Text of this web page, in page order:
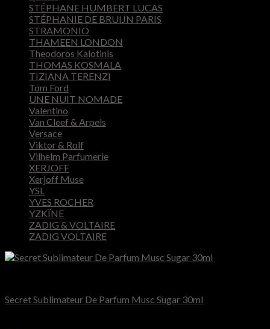
STÉPHANE HUMBERT LUCAS
STÉPHANIE DE BRUIJN PARIS
STRAMONIO
THAMEEN LONDON
Theodoros Kalotinis
THOMAS KOSMALA
TIZIANA TERENZI
Tom Ford
UNE NUIT NOMADE
Valentino
Van Cleef & Arpels
Versace
Viktor & Rolf
Vilhelm Parfumerie
XERJOFF
Xerjoff Muse
YSL
YVES ROCHER
YZKÏNE
ZADIG & VOLTAIRE
ZADIG VOLTAIRE
Secret Sublimateur De Parfum Musc Sugar 30ml